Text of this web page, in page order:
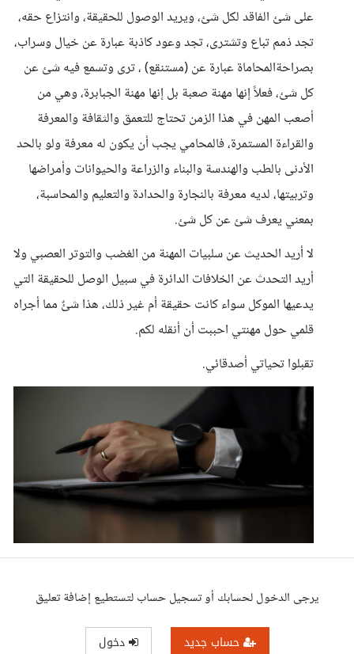
على شئ الفاقد لكل شئ، ويريد الوصول للحقيقة، وانتزاع حقه،
تجد ذمم تباع وتشترى، تجد وعود كاذبة عبارة عن خيال وسراب،
بصراحةالمحاماة عبارة عن (مستنقع) ، ترى وتسمع فيه شئ عن
كل شئ، فعلاً إنها مهنة صعبة بل إنها مهنة الجبابرة، وهي من
أصعب المهن في هذا الزمن تحتاج للتعمق والثقافة والمعرفة
والقراءة المستمرة، فالمحامي يجب أن يكون له معرفة ولو بالحد
الأدنى بالطب والهندسة والبناء والزراعة والحيوانات وأمراضها
وتربيتها، لديه معرفة بالنجارة والحدادة والتعليم والمحاسبة،
بمعني يعرف شئ عن كل شئ.
لا أريد الحديث عن سلبيات المهنة من الغضب والتوتر العصبي ولا
أريد التحدث عن الخلافات الدائرة في سبيل الوصل للحقيقة التي
يدعيها الموكل سواء كانت حقيقة أم غير ذلك، هذا شئٌ مما أجراه
قلمي حول مهنتي احببت أن أنقله لكم.
تقبلوا تحياتي أصدقائي.
يرجى الدخول لحسابك أو تسجيل حساب لتستطيع إضافة تعليق
حساب جديد دخول